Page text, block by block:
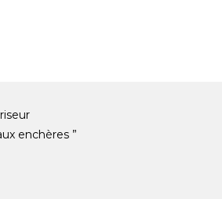
enchères ”